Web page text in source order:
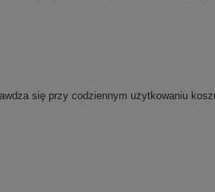
się przy codziennym użytkowaniu